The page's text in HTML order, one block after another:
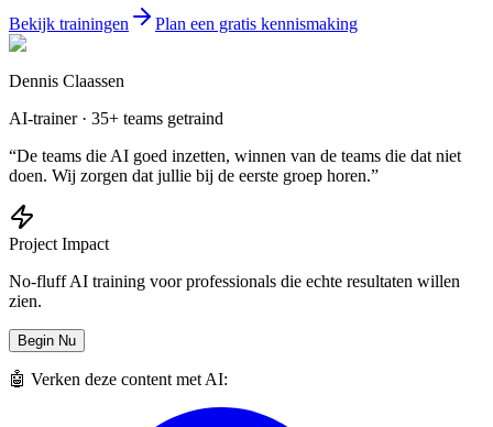
Bekijk trainingen Plan een gratis kennismaking
Dennis Claassen
AI-trainer · 35+ teams getraind
“De teams die AI goed inzetten, winnen van de teams die dat niet
doen. Wij zorgen dat jullie bij de eerste groep horen.”
Project Impact
No-fluff AI training voor professionals die echte resultaten willen
zien.
Begin Nu
🤖 Verken deze content met AI: